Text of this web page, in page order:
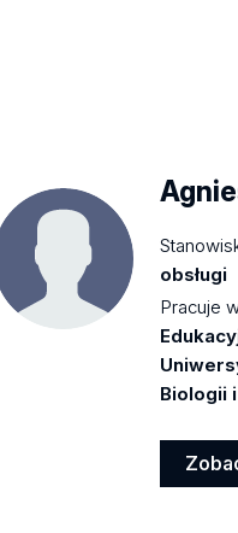
obsługi
Pracuje
Biologii